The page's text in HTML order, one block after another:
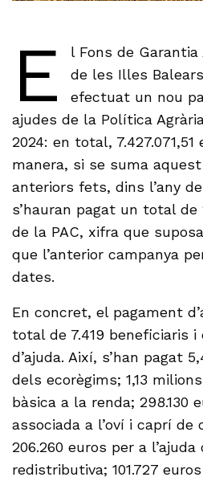
E
l Fons de Garantia
de les Illes
efectuat un nou
ajudes de la Política
2024: en total, 7.427.071,51
manera, si se suma
anteriors fets, dins l’any
s’hauran pagat un total de
de la PAC, xifra que
que l’anterior campanya
dates.
En concret, el pagament
total de 7.419 beneficiaris i
d’ajuda. Així, s’han pagat
dels ecorègims; 1,13
bàsica a la renda; 298.130
associada a l’oví i caprí de
206.260 euros per a
redistributiva; 101.727